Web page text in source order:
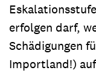
erfolgen darf,
Schädigungen
Importland!)